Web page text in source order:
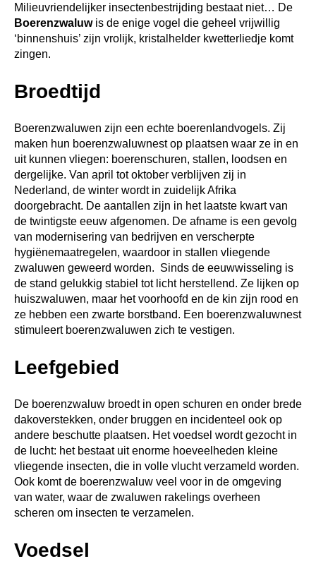
Milieuvriendelijker insectenbestrijding bestaat niet… De
Boerenzwaluwis de enige vogel die geheel vrijwillig
‘binnenshuis’ zijn vrolijk, kristalhelder kwetterliedje komt
zingen.
Broedtijd
Boerenzwaluwen zijn een echte boerenlandvogels. Zij
maken hun boerenzwaluwnest op plaatsen waar ze in en
uit kunnen vliegen: boerenschuren, stallen, loodsen en
dergelijke. Van april tot oktober verblijven zij in
Nederland, de winter wordt in zuidelijk Afrika
doorgebracht. De aantallen zijn in het laatste kwart van
de twintigste eeuw afgenomen. De afname is een gevolg
van modernisering van bedrijven en verscherpte
hygiënemaatregelen, waardoor in stallen vliegende
zwaluwen geweerd worden. Sinds de eeuwwisseling is
de stand gelukkig stabiel tot licht herstellend. Ze lijken op
huiszwaluwen, maar het voorhoofd en de kin zijn rood en
ze hebben een zwarte borstband. Een boerenzwaluwnest
stimuleert boerenzwaluwen zich te vestigen.
Leefgebied
De boerenzwaluw broedt in open schuren en onder brede
dakoverstekken, onder bruggen en incidenteel ook op
andere beschutte plaatsen. Het voedsel wordt gezocht in
de lucht: het bestaat uit enorme hoeveelheden kleine
vliegende insecten, die in volle vlucht verzameld worden.
Ook komt de boerenzwaluw veel voor in de omgeving
van water, waar de zwaluwen rakelings overheen
scheren om insecten te verzamelen.
Voedsel